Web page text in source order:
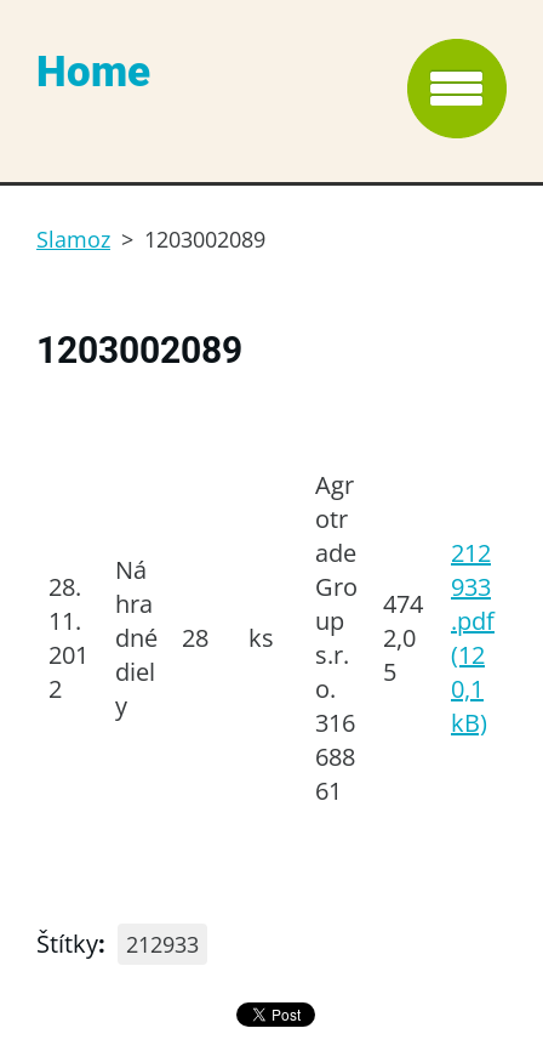
Home
Slamoz > 1203002089
1203002089
28.
11.
201
2
Ná
hra
dné
diel
y
28 ks
Agr
otr
ade
Gro
up
s.r.
o.
316
688
61
474
2,0
5
212
933
.pdf
(12
0,1
kB)
Štítky: 212933